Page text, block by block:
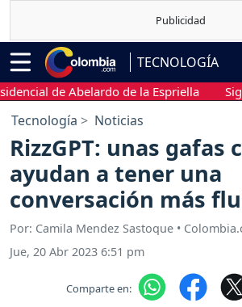
TECNOLOGÍA
de Abelardo de la Espriella Sigue
Tecnología Noticias
RizzGPT: unas gafas
ayudan a tener una
conversación más
Por: Camila Mendez Sastoque •
Jue, 20 Abr 2023 6:51 pm
Comparte en: